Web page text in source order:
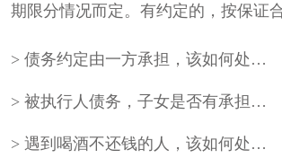
期限分情况而定。有约定的，按保证
债务约定由一方承担，该如何处理？
被执行人债务，子女是否有承担的义务
遇到喝酒不还钱的人，该如何处理？